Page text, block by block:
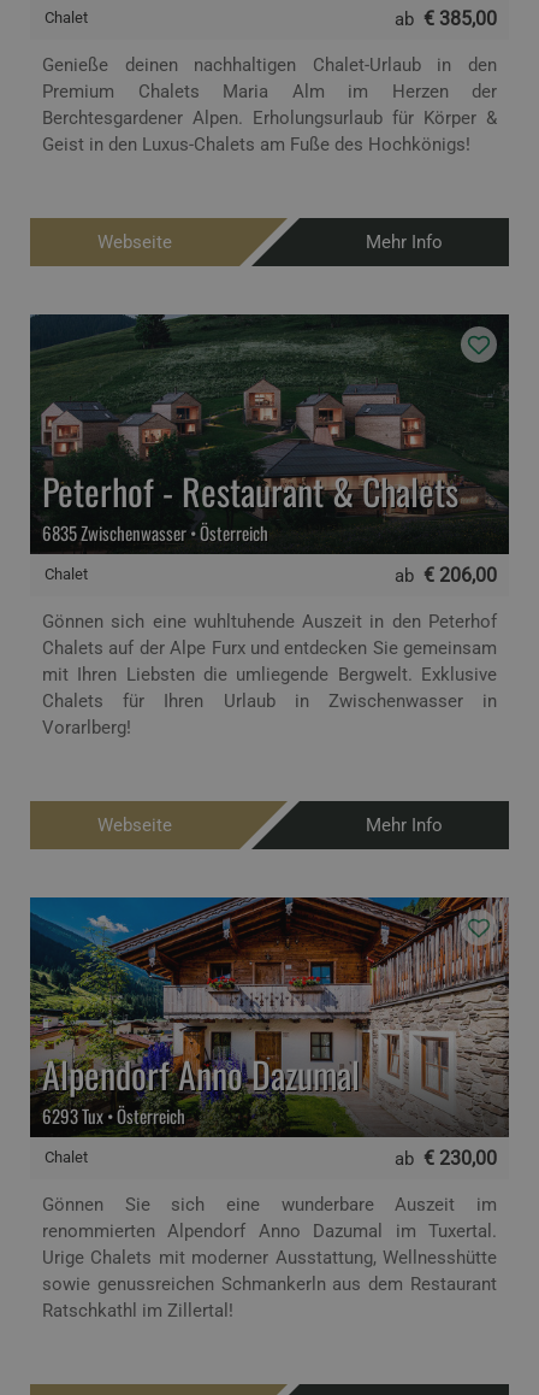
Chalet ab € 385,00
Genieße deinen nachhaltigen Chalet-Urlaub in den
Premium Chalets Maria Alm im Herzen der
Berchtesgardener Alpen. Erholungsurlaub für Körper &
Geist in den Luxus-Chalets am Fuße des Hochkönigs!
Webseite Mehr Info
Chalet
Peterhof - Restaurant & Chalets
6835 Zwischenwasser • Österreich
ab € 206,00
Gönnen sich eine wuhltuhende Auszeit in den Peterhof
Chalets auf der Alpe Furx und entdecken Sie gemeinsam
mit Ihren Liebsten die umliegende Bergwelt. Exklusive
Chalets für Ihren Urlaub in Zwischenwasser in
Vorarlberg!
Webseite Mehr Info
Chalet
Alpendorf Anno Dazumal
6293 Tux • Österreich
ab € 230,00
Gönnen Sie sich eine wunderbare Auszeit im
renommierten Alpendorf Anno Dazumal im Tuxertal.
Urige Chalets mit moderner Ausstattung, Wellnesshütte
sowie genussreichen Schmankerln aus dem Restaurant
Ratschkathl im Zillertal!